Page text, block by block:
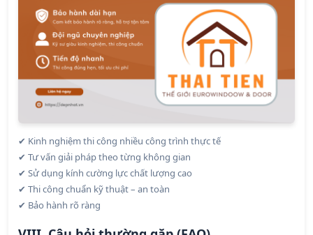
✔ Kinh nghiệm thi công nhiều công trình thực tế
✔ Tưvấn giải pháp theo từng không gian
✔ Sử dụng kính cường lực chất lượng cao
✔ Thi công chuẩn kỹ thuật – an toàn
✔ Bảo hành rõ ràng